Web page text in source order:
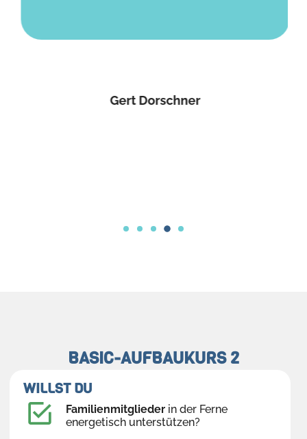
Gert Dorschner
BASIC-AUFBAUKURS 2
WILLST DU
Familienmitgliederin der Ferne
energetisch unterstützen?